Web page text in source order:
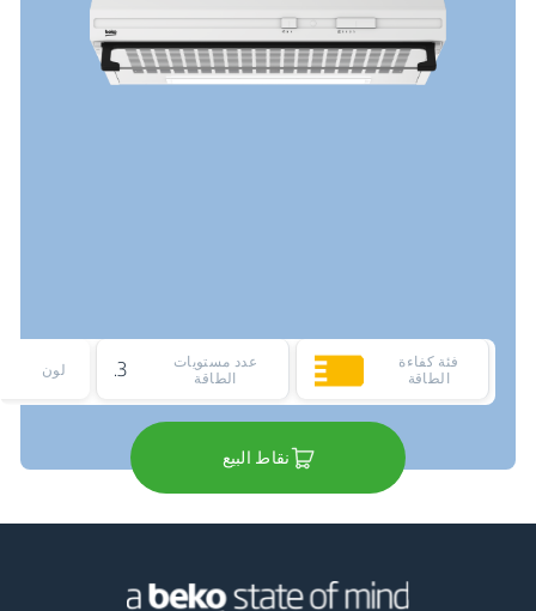
فئة كفاءة
الطاقة
عدد مستويات
الطاقة
3 لون
نقاط البيع